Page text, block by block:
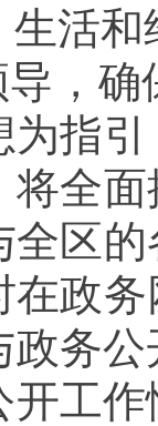
生活
，确
为指
将全
全区
在政务
政务
开工